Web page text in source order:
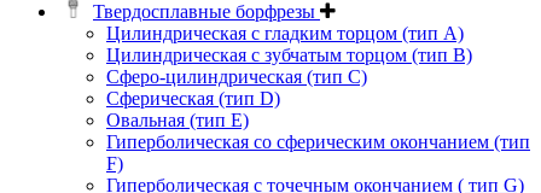
Твердосплавные борфрезы
Цилиндрическая с гладким торцом (тип А)
Цилиндрическая с зубчатым торцом (тип В)
Сферо-цилиндрическая (тип С)
Сферическая (тип D)
Овальная (тип Е)
Гиперболическая со сферическим окончанием (тип
F)
Гиперболическая с точечным окончанием ( тип G)